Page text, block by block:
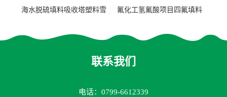
海水脱硫填料吸收塔塑料雪
氟化工氢氟酸项目四氟填料
蚀
联系我们
电话：0799-6612339